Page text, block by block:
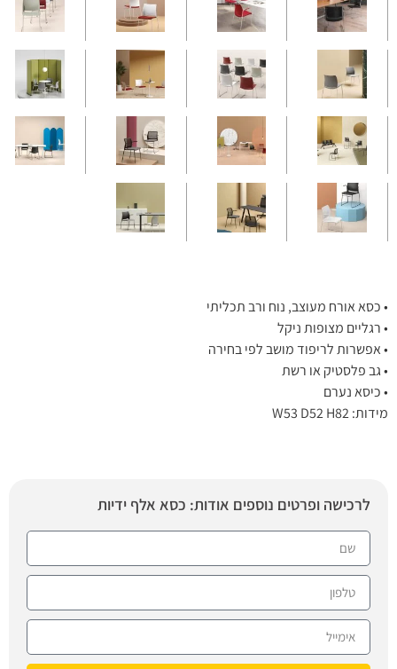
• כסא אורח מעוצב, נוח ורב תכליתי
• רגליים מצופות ניקל
• אפשרות לריפוד מושב לפי בחירה
• גב פלסטיק או רשת
• כיסא נערם
מידות: W53 D52 H82
לרכישה ופרטים נוספים אודות: כסא אלף ידיות